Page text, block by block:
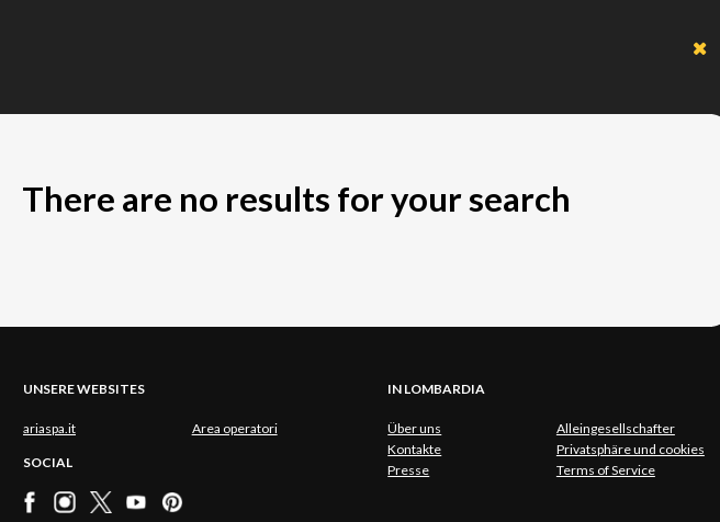
There are no results for your search
UNSERE WEBSITES
ariaspa.it Area operatori
SOCIAL
IN LOMBARDIA
Über uns
Alleingesellschafter
Kontakte
Privatsphäre und cookies
Presse
Terms of Service